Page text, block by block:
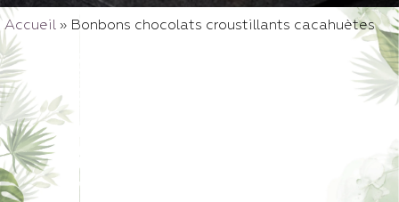
Accueil » Bonbons chocolats croustillants cacahuètes